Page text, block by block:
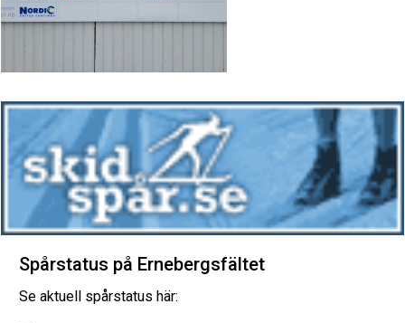
Spårstatus på Ernebergsfältet
Se aktuell spårstatus här: